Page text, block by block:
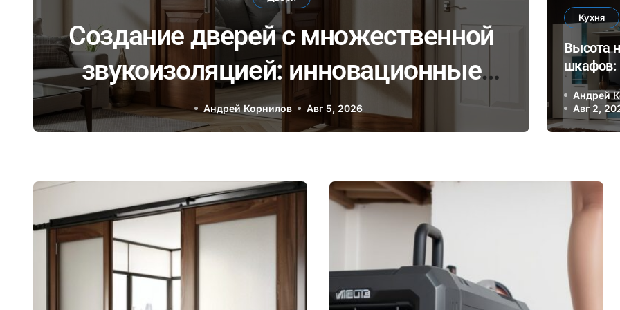
Создание дверей с множественной
звукоизоляцией: инновационные
материалы и технологии для
комфортного общения и уединения в
доме
Андрей Корнилов Авг 5, 2026
Кухня
Высота
шкафов:
Андрей
Авг 2,